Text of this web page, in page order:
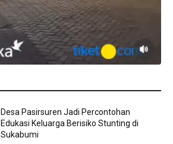
Desa Pasirsuren Jadi Percontohan
Edukasi Keluarga Berisiko Stunting di
Sukabumi